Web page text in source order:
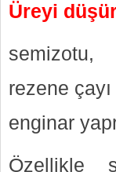
Üreyi
semizotu,
rezene
enginar
Özellikle